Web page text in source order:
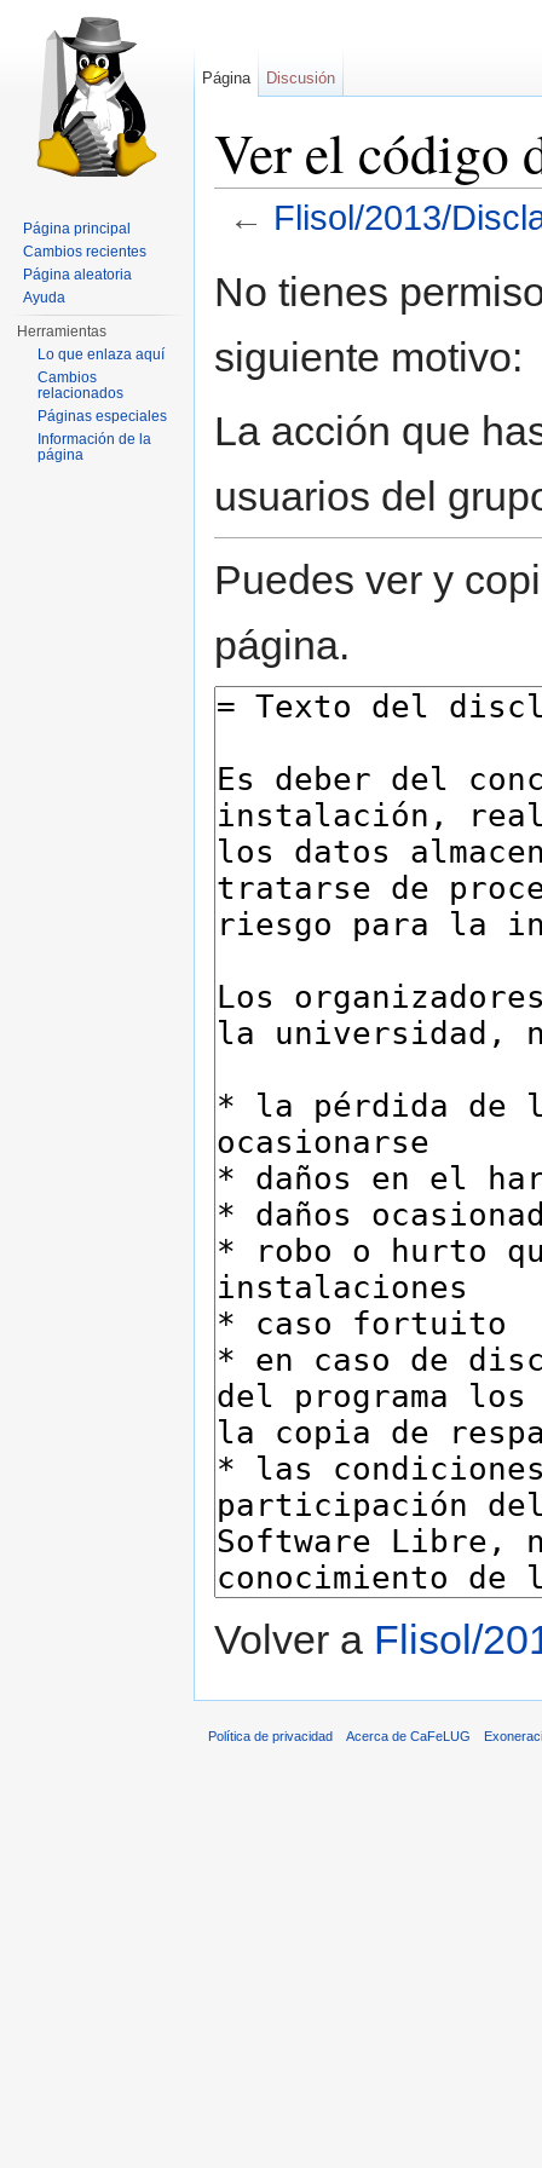
Ver el código
← Flisol/2013/
No tienes
siguiente motivo:
La acción que
usuarios del
Puedes ver y
página.
Volver a Flisol/
Página Discusión
Página principal
Cambios recientes
Página aleatoria
Ayuda
Herramientas
Lo que enlaza aquí
Cambios
relacionados
Páginas especiales
Información de la
página
Política de privacidad Acerca de CaFeLUG